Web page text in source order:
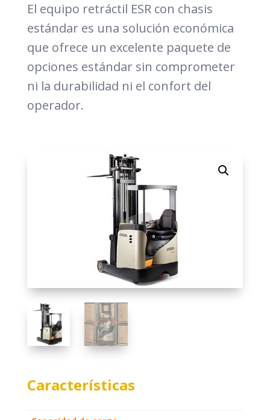
El equipo retráctil ESR con chasis
estándar es una solución económica
que ofrece un excelente paquete de
opciones estándar sin comprometer
ni la durabilidad ni el confort del
operador.
Características